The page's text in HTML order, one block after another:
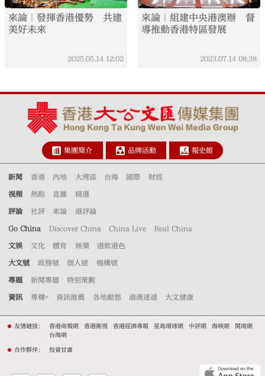
來論｜發揮香港優勢 共建
美好未來
2025.05.14 12:02
來論｜組建中央港澳辦 督
導推動香港特區發展
2023.07.14 08:38
集團簡介 品牌活動 報史館
新聞 香港 內地 大灣區 台海 國際 財經
視頻 熱點 直播 精選
評論 社評 來論 港評論
Go China Discover China China Live Real China
文娛 文化 體育 娛樂 港飲港色
大文號 政務號 個人號 機構號
專題 新聞專題 特別策劃
資訊 專欄+ 資訊推薦 各地動態 港澳速遞 大文健康
友情鏈接： 香港商報網 香港衛視 香港經濟導報 星島環球網 中評網 海峽網
閩南網
台海網
合作夥伴： 投資甘肅